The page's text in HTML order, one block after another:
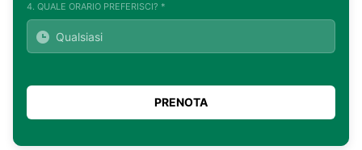
4. QUALE ORARIO PREFERISCI? *